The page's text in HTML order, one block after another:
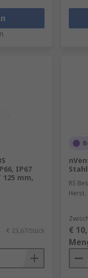
IP67
125 mm,
€ 23,67/Stück
RS
Herst.
€